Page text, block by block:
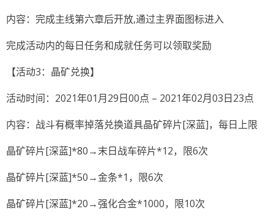
内容：完成主线第六章后开放,通过主界面图标进入
完成活动内的每日任务和成就任务可以领取奖励
【活动3：晶矿兑换】
活动时间：2021年01月29日00点 – 2021年02月03日23点
内容：战斗有概率掉落兑换道具晶矿碎片[深蓝]，每日上限
晶矿碎片[深蓝]*80→末日战车碎片*12，限6次
晶矿碎片[深蓝]*50→金条*1，限6次
晶矿碎片[深蓝]*20→强化合金*1000，限10次